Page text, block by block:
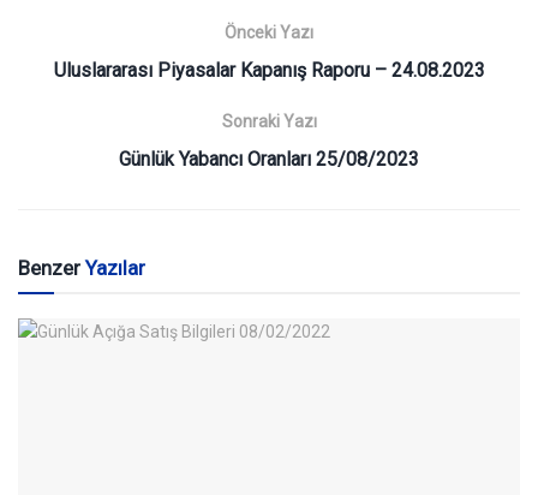
Önceki Yazı
Uluslararası Piyasalar Kapanış Raporu – 24.08.2023
Sonraki Yazı
Günlük Yabancı Oranları 25/08/2023
BenzerYazılar